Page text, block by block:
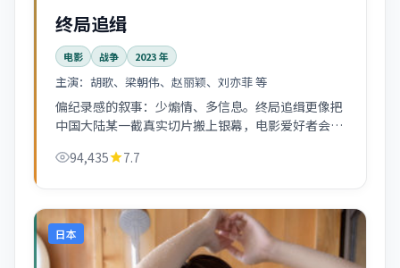
终局追缉
电影 战争 2023年
主演： 胡歌、梁朝伟、赵丽颖、刘亦菲 等
偏纪录感的叙事：少煽情、多信息。终局追缉更像把
中国大陆某一截真实切片搬上银幕，电影爱好者会读
94,435 7.7
日本